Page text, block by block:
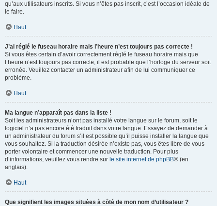
qu’aux utilisateurs inscrits. Si vous n’êtes pas inscrit, c’est l’occasion idéale de
le faire.
Haut
J’ai réglé le fuseau horaire mais l’heure n’est toujours pas correcte !
Si vous êtes certain d’avoir correctement réglé le fuseau horaire mais que
l’heure n’est toujours pas correcte, il est probable que l’horloge du serveur soit
erronée. Veuillez contacter un administrateur afin de lui communiquer ce
problème.
Haut
Ma langue n’apparaît pas dans la liste !
Soit les administrateurs n’ont pas installé votre langue sur le forum, soit le
logiciel n’a pas encore été traduit dans votre langue. Essayez de demander à
un administrateur du forum s’il est possible qu’il puisse installer la langue que
vous souhaitez. Si la traduction désirée n’existe pas, vous êtes libre de vous
porter volontaire et commencer une nouvelle traduction. Pour plus
d’informations, veuillez vous rendre sur le site internet de phpBB® (en
anglais).
Haut
Que signifient les images situées à côté de mon nom d’utilisateur ?